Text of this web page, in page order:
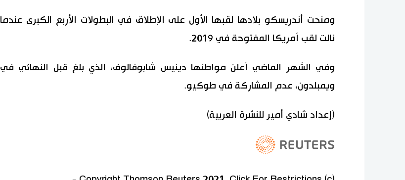
ومنحت أندريسكو بلادها لقبها الأول على الإطلاق في البطولات الأربع الكبرى عندما
نالت لقب أمريكا المفتوحة في 2019.
وفي الشهر الماضي أعلن مواطنها دينيس شابوفالوف، الذي بلغ قبل النهائي في
ويمبلدون، عدم المشاركة في طوكيو.
(إعداد شادي أمير للنشرة العربية)